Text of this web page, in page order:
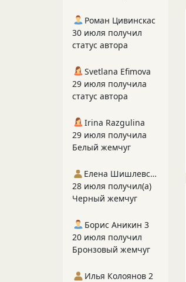
Роман Цивинскас
30 июля получил
статус автора
Svetlana Efimova
29 июля получила
статус автора
Irina Razgulina
29 июля получила
Белый жемчуг
Елена Шишлевская
28 июля получил(а)
Черный жемчуг
Борис Аникин 3
20 июля получил
Бронзовый жемчуг
Илья Колоянов 2